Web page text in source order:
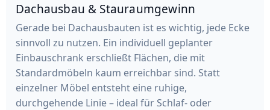
Dachausbau & Stauraumgewinn
Gerade bei Dachausbauten ist es wichtig, jede Ecke
sinnvoll zu nutzen. Ein individuell geplanter
Einbauschrank erschließt Flächen, die mit
Standardmöbeln kaum erreichbar sind. Statt
einzelner Möbel entsteht eine ruhige,
durchgehende Linie – ideal für Schlaf- oder